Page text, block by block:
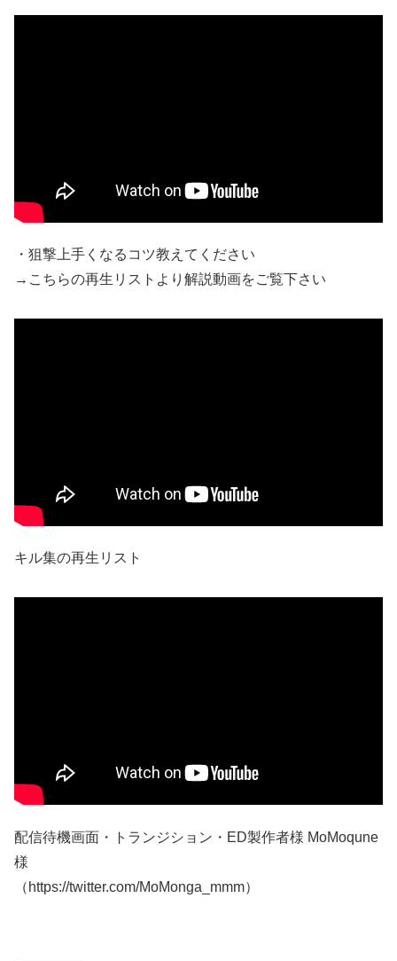
・狙撃上手くなるコツ教えてください
→こちらの再生リストより解説動画をご覧下さい
キル集の再生リスト
配信待機画面・トランジション・ED製作者様 MoMoqune
様
（https://twitter.com/MoMonga_mmm）